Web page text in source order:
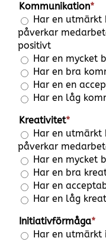
Kommunikation*
Har en
påverkar
positivt
Har en mycket
Har en bra
Har en en
Har en låg
Kreativitet*
Har en utmärkt
påverkar
Har en mycket
Har en bra
Har en
Har en låg
Initiativförmåga*
Har en